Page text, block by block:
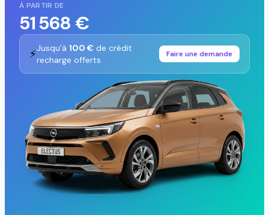
À PARTIR DE
51 568 €
⚡Jusqu'à 100 € de crédit
recharge offerts
Faire une demande